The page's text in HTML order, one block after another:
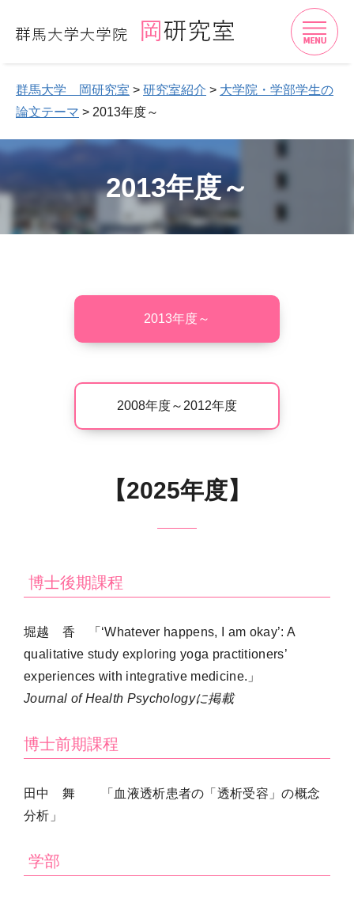
群馬大学 岡研究室 > 研究室紹介 > 大学院・学部学生の
論文テーマ > 2013年度～
2013年度～
2013年度～
2008年度～2012年度
【2025年度】
博士後期課程
堀越 香 「‘Whatever happens, I am okay’: A
qualitative study exploring yoga practitioners’
experiences with integrative medicine.」
Journal of Health Psychologyに掲載
博士前期課程
田中 舞 「 血液透析患者の「透析受容」の概念
分析」
学部